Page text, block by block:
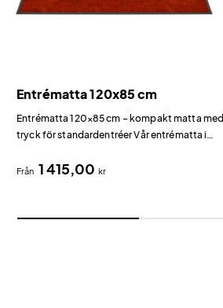
Entrématta 120x85 cm
Entrématta 120×85 cm – kompakt matta med
tryck för standardentréer Vår entrématta i
standarddörrar och mindre entréer.
Från 1 415,00 kr